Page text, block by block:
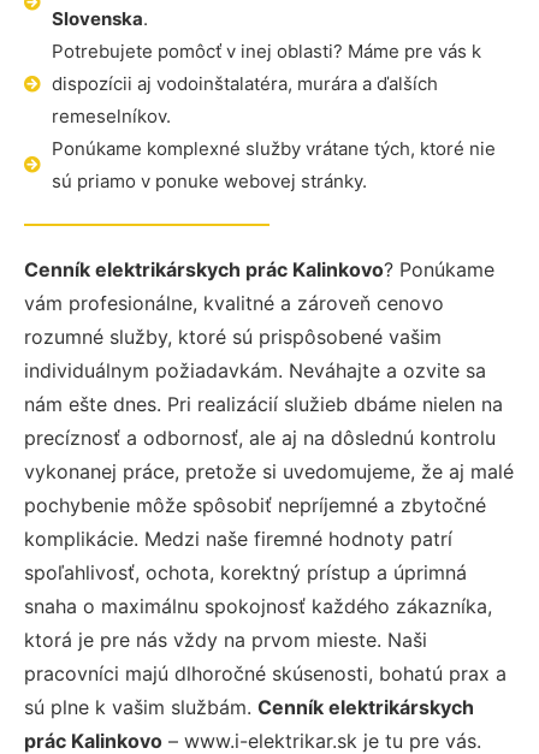
Slovenska.
Potrebujete pomôcť v inej oblasti? Máme pre vás k
dispozícii aj vodoinštalatéra, murára a ďalších
remeselníkov.
Ponúkame komplexné služby vrátane tých, ktoré nie
sú priamo v ponuke webovej stránky.
Cenník elektrikárskych prác Kalinkovo? Ponúkame
vám profesionálne, kvalitné a zároveň cenovo
rozumné služby, ktoré sú prispôsobené vašim
individuálnym požiadavkám. Neváhajte a ozvite sa
nám ešte dnes. Pri realizácií služieb dbáme nielen na
precíznosť a odbornosť, ale aj na dôslednú kontrolu
vykonanej práce, pretože si uvedomujeme, že aj malé
pochybenie môže spôsobiť nepríjemné a zbytočné
komplikácie. Medzi naše firemné hodnoty patrí
spoľahlivosť, ochota, korektný prístup a úprimná
snaha o maximálnu spokojnosť každého zákazníka,
ktorá je pre nás vždy na prvom mieste. Naši
pracovníci majú dlhoročné skúsenosti, bohatú prax a
sú plne k vašim službám. Cenník elektrikárskych
prác Kalinkovo – www.i-elektrikar.sk je tu pre vás.